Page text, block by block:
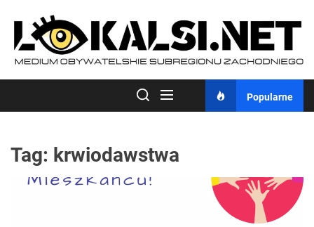
content
Popularne
Tag: krwiodawstwa